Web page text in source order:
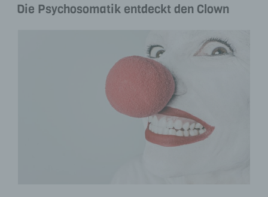
AM
Die Psychosomatik entdeckt den Clown